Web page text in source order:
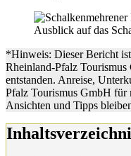
Ausblick auf das
*Hinweis: Dieser Bericht
Rheinland-Pfalz
entstanden. Anreise,
Pfalz Tourismus GmbH für
Ansichten und Tipps